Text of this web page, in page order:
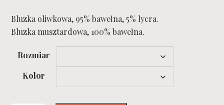
Bluzka oliwkowa, 95% bawełna, 5% lycra.
Bluzka musztardowa, 100% bawełna.
Rozmiar
Kolor